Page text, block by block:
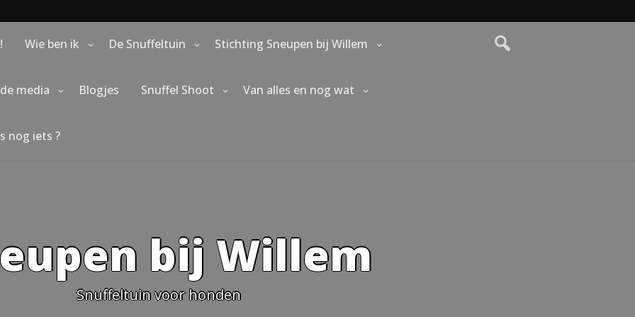
Wie ben ik De Snuffeltuin Stichting Sneupen bij Willem
media Blogjes Snuffel Shoot Van alles en nog wat
nog iets ?
bij Willem
Snuffeltuin voor honden